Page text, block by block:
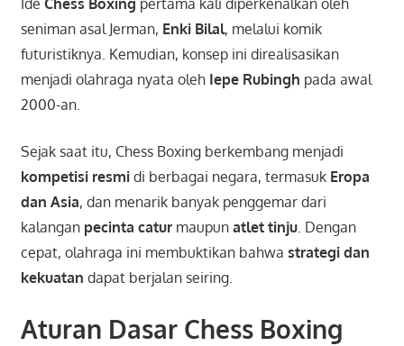
seniman asal Jerman, Enki Bilal, melalui komik
futuristiknya. Kemudian, konsep ini direalisasikan
menjadi olahraga nyata oleh Iepe Rubingh pada awal
2000-an.
Sejak saat itu, Chess Boxing berkembang menjadi
kompetisi resmidi berbagai negara, termasuk Eropa
dan Asia, dan menarik banyak penggemar dari
kalangan pecinta caturmaupun atlet tinju. Dengan
cepat, olahraga ini membuktikan bahwa strategi dan
kekuatan dapat berjalan seiring.
Aturan Dasar Chess Boxing